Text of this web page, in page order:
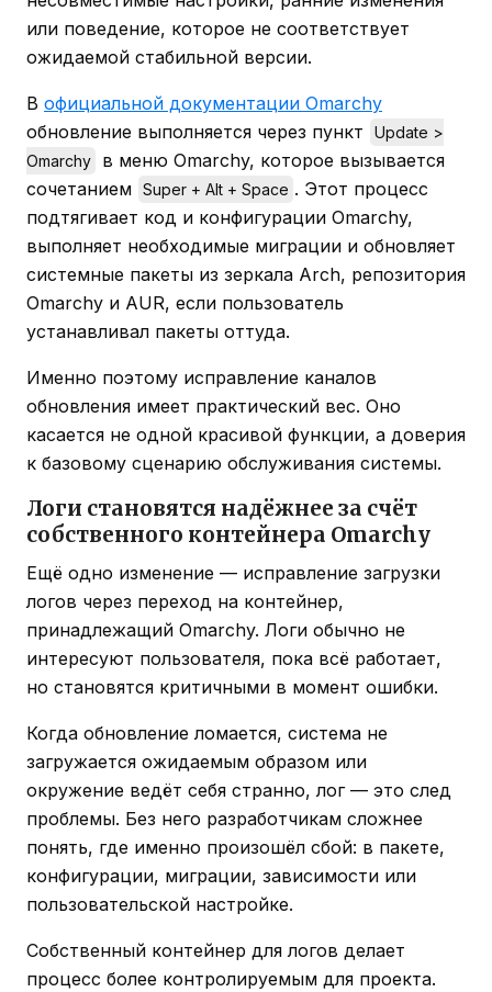
или поведение, которое не соответствует
ожидаемой стабильной версии.
В официальной документации Omarchy
обновление выполняется через пункт
Update >
Omarchy
в меню Omarchy, которое вызывается
сочетанием Super + Alt + Space . Этот процесс
подтягивает код и конфигурации Omarchy,
выполняет необходимые миграции и обновляет
системные пакеты из зеркала Arch, репозитория
Omarchy и AUR, если пользователь
устанавливал пакеты оттуда.
Именно поэтому исправление каналов
обновления имеет практический вес. Оно
касается не одной красивой функции, а доверия
к базовому сценарию обслуживания системы.
Логи становятся надёжнее за счёт
собственного контейнера Omarchy
Ещё одно изменение — исправление загрузки
логов через переход на контейнер,
принадлежащий Omarchy. Логи обычно не
интересуют пользователя, пока всё работает,
но становятся критичными в момент ошибки.
Когда обновление ломается, система не
загружается ожидаемым образом или
окружение ведёт себя странно, лог — это след
проблемы. Без него разработчикам сложнее
понять, где именно произошёл сбой: в пакете,
конфигурации, миграции, зависимости или
пользовательской настройке.
Собственный контейнер для логов делает
процесс более контролируемым для проекта.